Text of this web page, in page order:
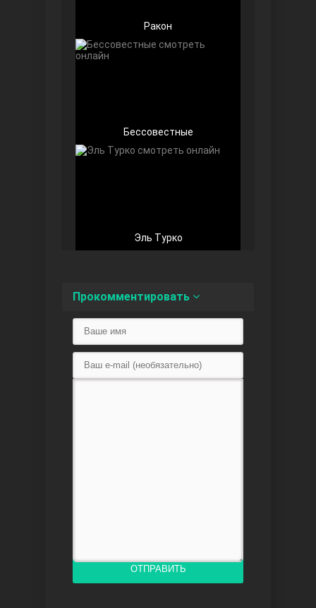
Любовь напоказ
Доверенное
Ракон
Бессовестные
Эль Турко
Прокомментировать
ОТПРАВИТЬ